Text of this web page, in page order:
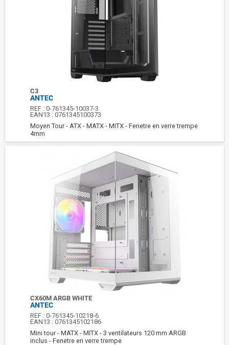
C3
ANTEC
REF :0-761345-10037-3
EAN13 :0761345100373
Moyen Tour - ATX - MATX - MITX - Fenetre en verre trempe
4mm
CX60M ARGB WHITE
ANTEC
REF :0-761345-10218-6
EAN13 :0761345102186
Mini tour - MATX - MITX - 3 ventilateurs 120 mm ARGB
inclus - Fenetre en verre trempe